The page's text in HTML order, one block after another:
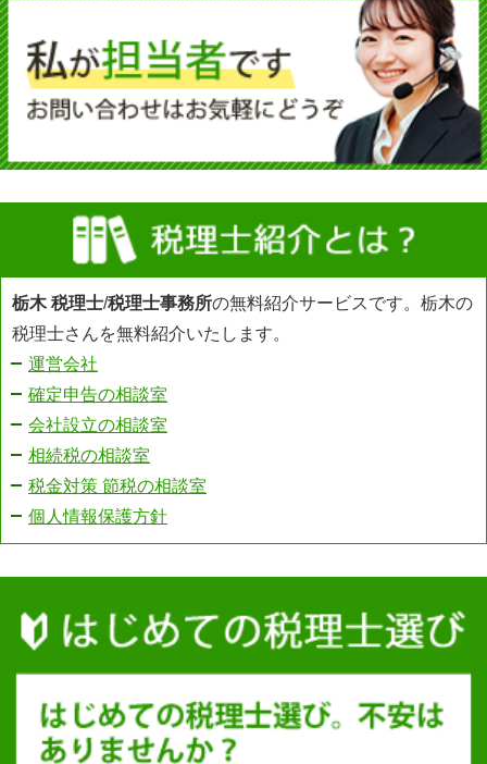
栃木 税理士/税理士事務所の無料紹介サービスです。栃木の
税理士さんを無料紹介いたします。
運営会社
確定申告の相談室
会社設立の相談室
相続税の相談室
税金対策 節税の相談室
個人情報保護方針